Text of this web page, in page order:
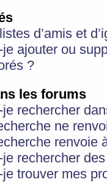
d’amis et
ajouter ou
?
les forums
rechercher
ne
renvoie
rechercher
trouver mes